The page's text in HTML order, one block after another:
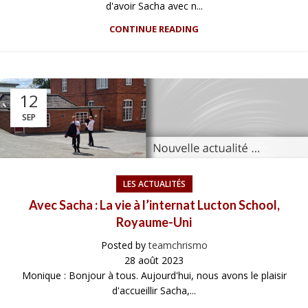
d'avoir Sacha avec n...
CONTINUE READING
12
SEP
LES ACTUALITÉS
Avec Sacha : La vie à l’internat Lucton School,
Royaume-Uni
Posted by teamchrismo
28 août 2023
Monique : Bonjour à tous. Aujourd'hui, nous avons le plaisir
d'accueillir Sacha,...